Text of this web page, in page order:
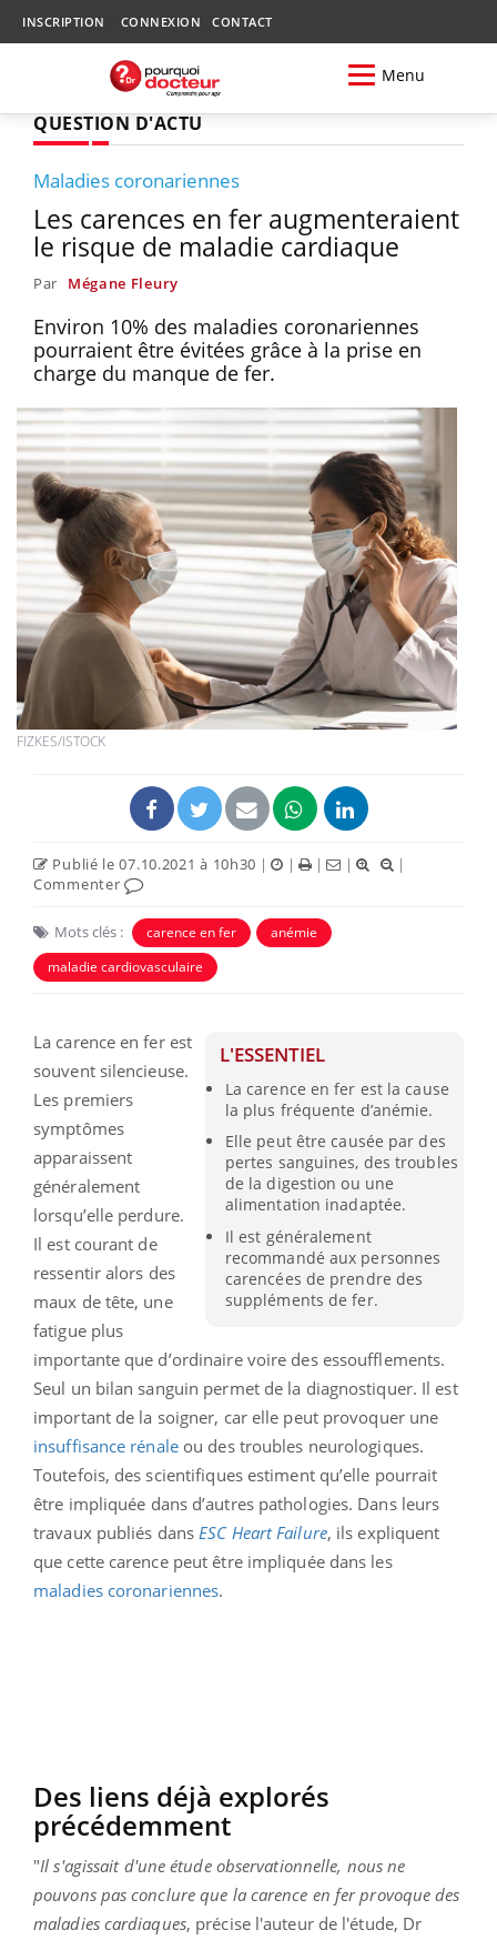
INSCRIPTION CONNEXION CONTACT
Menu
QUESTION D'ACTU
Maladies coronariennes
Les carences en fer augmenteraient
le risque de maladie cardiaque
Par Mégane Fleury
Environ 10% des maladies coronariennes
pourraient être évitées grâce à la prise en
charge du manque de fer.
FIZKES/ISTOCK
Publié le 07.10.2021 à 10h30 | | | |
|
Commenter
Mots clés : carence en fer
anémie
maladie cardiovasculaire
L'ESSENTIEL
La carence en fer est la cause
la plus fréquente d’anémie.
Elle peut être causée par des
pertes sanguines, des troubles
de la digestion ou une
alimentation inadaptée.
Il est généralement
recommandé aux personnes
carencées de prendre des
suppléments de fer.
La carence en fer est
souvent silencieuse.
Les premiers
symptômes
apparaissent
généralement
lorsqu’elle perdure.
Il est courant de
ressentir alors des
maux de tête, une
fatigue plus
importante que d’ordinaire voire des essoufflements.
Seul un bilan sanguin permet de la diagnostiquer. Il est
important de la soigner, car elle peut provoquer une
insuffisance rénaleou des troubles neurologiques.
Toutefois, des scientifiques estiment qu’elle pourrait
être impliquée dans d’autres pathologies. Dans leurs
travaux publiés dansESC Heart Failure, ils expliquent
que cette carence peut être impliquée dans les
maladies coronariennes.
Des liens déjà explorés
précédemment
"Il s'agissait d'une étude observationnelle, nous ne
pouvons pas conclure que la carence en fer provoque des
maladies cardiaques, précise l'auteur de l'étude, Dr